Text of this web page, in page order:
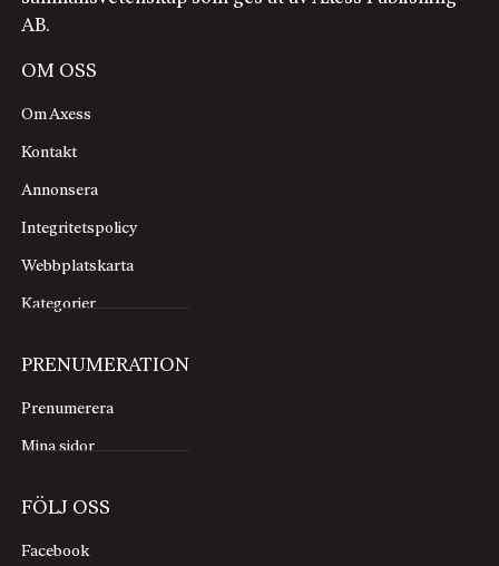
AB.
OM OSS
Om Axess
Kontakt
Annonsera
Integritetspolicy
Webbplatskarta
Kategorier
PRENUMERATION
Prenumerera
Mina sidor
FÖLJ OSS
Facebook